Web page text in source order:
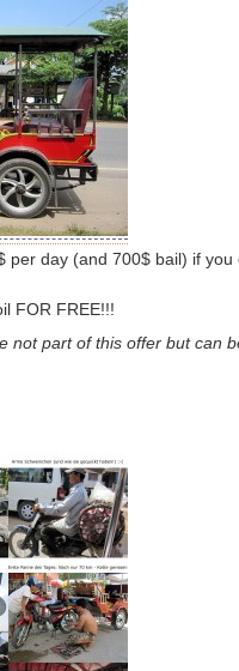
per day (and 700$ bail) if you
FOR FREE!!!
not part of this offer but can